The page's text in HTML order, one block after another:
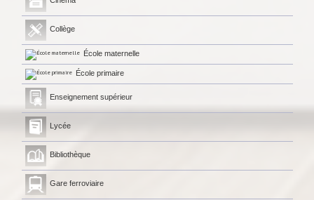
Collège
École maternelle
École primaire
Enseignement supérieur
Lycée
Bibliothèque
Gare ferroviaire